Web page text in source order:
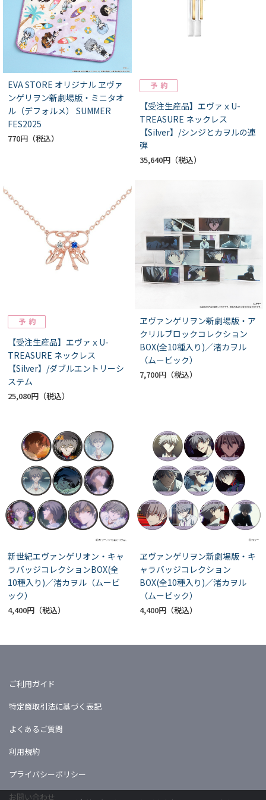
EVA STORE オリジナル ヱヴァ
ンゲリヲン新劇場版・ミニタオ
ル（デフォルメ） SUMMER
FES2025
770円
【受注生産品】エヴァｘU-
TREASURE ネックレス
【Silver】/シンジとカヲルの連
弾
35,640円
【受注生産品】エヴァｘU-
TREASURE ネックレス
【Silver】/ダブルエントリーシ
ステム
25,080円
ヱヴァンゲリヲン新劇場版・ア
クリルブロックコレクション
BOX(全10種入り)／渚カヲル
（ムービック）
7,700円
新世紀エヴァンゲリオン・キャ
ラバッジコレクションBOX(全
10種入り)／渚カヲル（ムービ
ック）
4,400円
ヱヴァンゲリヲン新劇場版・キ
ャラバッジコレクション
BOX(全10種入り)／渚カヲル
（ムービック）
4,400円
ご利用ガイド
特定商取引法に基づく表記
よくあるご質問
利用規約
プライバシーポリシー
お問い合わせ